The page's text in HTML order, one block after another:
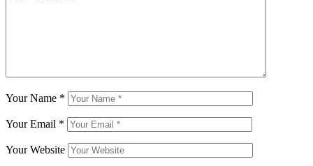
Your Name *
Your Email *
Your Website